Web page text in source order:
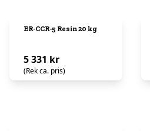
ER-CCR-5 Resin 20 kg
5 331 kr
(Rek ca. pris)